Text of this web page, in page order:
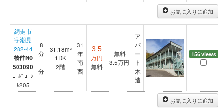
お気に入りに追加
網走市
字潮見
282-44
物件No
503090
ｺｰﾎﾟﾛｰﾚ
ﾙ205
8
分
-
分
31.18m²
1DK
2階
31
年
南
西
3.5
万円
無料
無料
3.5万円
ア
パ
ー
ト
木
造
156 views
お気に入りに追加